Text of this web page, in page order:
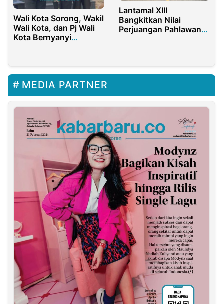
Wali Kota Sorong, Wakil
Wali Kota, dan Pj Wali
Kota Bernyanyi
Lantamal XIII
Bangkitkan Nilai
Perjuangan Pahlawan
MEDIA PARTNER